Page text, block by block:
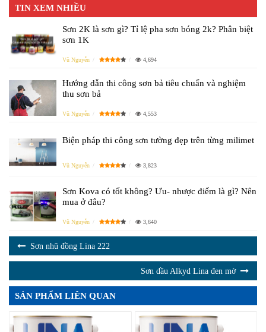
TIN XEM NHIỀU
Sơn 2K là sơn gì? Tỉ lệ pha sơn bóng 2k? Phân biệt
sơn 1K
Vũ Nguyễn 4,694
Hướng dẫn thi công sơn bả tiêu chuẩn và nghiệm
thu sơn bả
Vũ Nguyễn 4,553
Biện pháp thi công sơn tường đẹp trên từng milimet
Vũ Nguyễn 3,823
Sơn Kova có tốt không? Ưu- nhược điểm là gì? Nên
mua ở đâu?
Vũ Nguyễn 3,640
Sơn nhũ đồng Lina 222
Sơn dầu Alkyd Lina đen mờ
SẢN PHẨM LIÊN QUAN